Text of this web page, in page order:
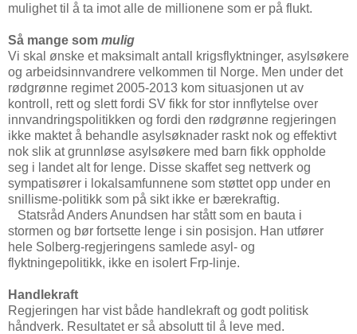
mulighet til å ta imot alle de millionene som er på flukt.
Så mange som mulig
Vi skal ønske et maksimalt antall krigsflyktninger, asylsøkere
og arbeidsinnvandrere velkommen til Norge. Men under det
rødgrønne regimet 2005-2013 kom situasjonen ut av
kontroll, rett og slett fordi SV fikk for stor innflytelse over
innvandringspolitikken og fordi den rødgrønne regjeringen
ikke maktet å behandle asylsøknader raskt nok og effektivt
nok slik at grunnløse asylsøkere med barn fikk oppholde
seg i landet alt for lenge. Disse skaffet seg nettverk og
sympatisører i lokalsamfunnene som støttet opp under en
snillisme-politikk som på sikt ikke er bærekraftig.
Statsråd Anders Anundsen har stått som en bauta i
stormen og bør fortsette lenge i sin posisjon. Han utfører
hele Solberg-regjeringens samlede asyl- og
flyktningepolitikk, ikke en isolert Frp-linje.
Handlekraft
Regjeringen har vist både handlekraft og godt politisk
håndverk. Resultatet er så absolutt til å leve med.